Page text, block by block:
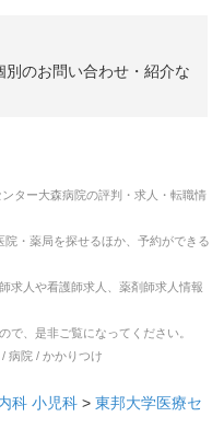
のお問い合わせ・紹介な
ター大森病院の評判・求人・転職情
・薬局を探せるほか、予約ができる
求人や看護師求人、薬剤師求人情報
で、是非ご覧になってください。
病院 / かかりつけ
科 小児科 > 東邦大学医療セ